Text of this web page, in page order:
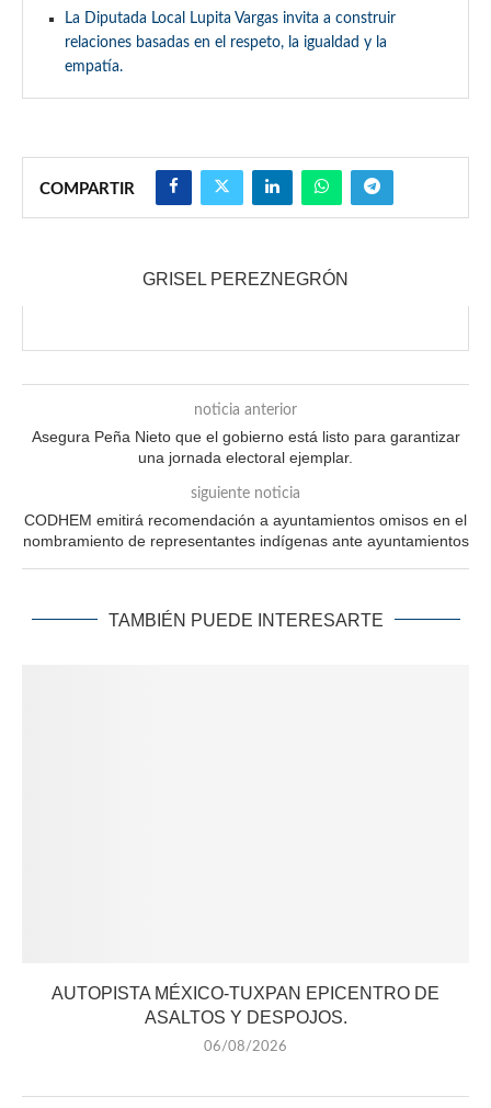
La Diputada Local Lupita Vargas invita a construir
relaciones basadas en el respeto, la igualdad y la
empatía.
COMPARTIR
GRISEL PEREZNEGRÓN
noticia anterior
Asegura Peña Nieto que el gobierno está listo para garantizar
una jornada electoral ejemplar.
siguiente noticia
CODHEM emitirá recomendación a ayuntamientos omisos en el
nombramiento de representantes indígenas ante ayuntamientos
TAMBIÉN PUEDE INTERESARTE
AUTOPISTA MÉXICO-TUXPAN EPICENTRO DE
ASALTOS Y DESPOJOS.
06/08/2026